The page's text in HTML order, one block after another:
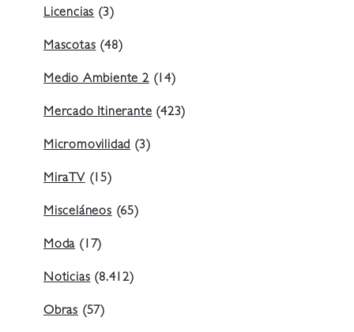
Licencias(3)
Mascotas(48)
Medio Ambiente 2(14)
Mercado Itinerante(423)
Micromovilidad(3)
MiraTV(15)
Misceláneos(65)
Moda(17)
Noticias(8.412)
Obras (57)